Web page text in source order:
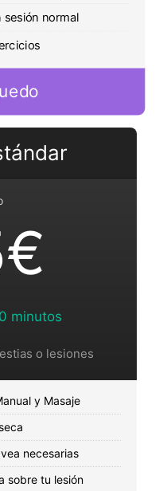
normal
minutos
o lesiones
y Masaje
necesarias
sobre tu lesión